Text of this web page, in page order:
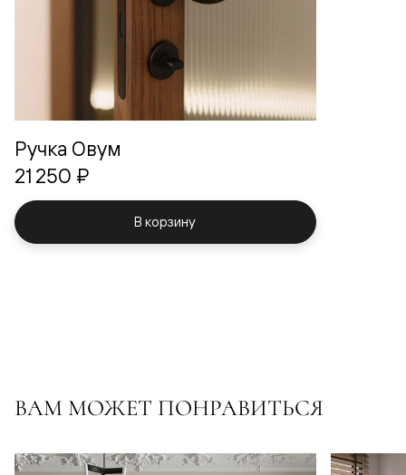
Ручка Овум
21 250 ₽
В корзину
ВАМ МОЖЕТ ПОНРАВИТЬСЯ